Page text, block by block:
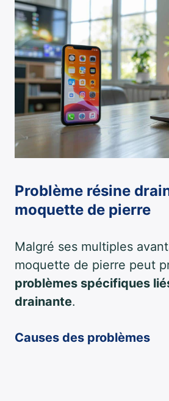
Problème résine
moquette de pierre
Malgré ses multiples
moquette de pierre peut
problèmes spécifiques
drainante.
Causes des problèmes